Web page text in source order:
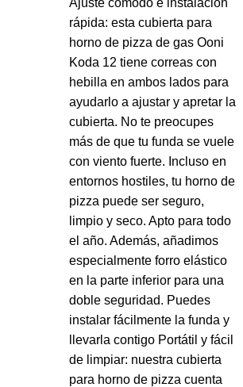
Ajuste cómodo e instalación
rápida: esta cubierta para
horno de pizza de gas Ooni
Koda 12 tiene correas con
hebilla en ambos lados para
ayudarlo a ajustar y apretar la
cubierta. No te preocupes
más de que tu funda se vuele
con viento fuerte. Incluso en
entornos hostiles, tu horno de
pizza puede ser seguro,
limpio y seco. Apto para todo
el año. Además, añadimos
especialmente forro elástico
en la parte inferior para una
doble seguridad. Puedes
instalar fácilmente la funda y
llevarla contigo Portátil y fácil
de limpiar: nuestra cubierta
para horno de pizza cuenta